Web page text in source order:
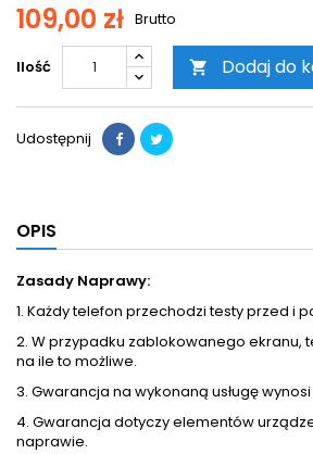
109,00 zł Brutto
Ilość  Dodaj do
Udostępnij
OPIS
Zasady Naprawy:
1. Każdy telefon przechodzi testy przed i
2. W przypadku zablokowanego ekranu,
na ile to możliwe.
3. Gwarancja na wykonaną usługę
4. Gwarancja dotyczy elementów
naprawie.